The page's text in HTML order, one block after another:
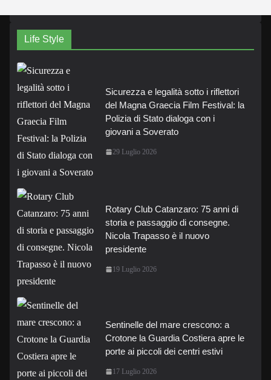
Life Style
Sicurezza e legalità sotto i riflettori
del Magna Graecia Film Festival: la
Polizia di Stato dialoga con i
giovani a Soverato
29 Luglio 2026
Rotary Club Catanzaro: 75 anni di
storia e passaggio di consegne.
Nicola Trapasso è il nuovo
presidente
19 Luglio 2026
Sentinelle del mare crescono: a
Crotone la Guardia Costiera apre le
porte ai piccoli dei centri estivi
17 Luglio 2026